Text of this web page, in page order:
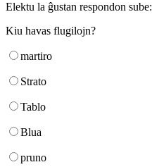
Elektu la ĝustan respondon sube:
Kiu havas flugilojn?
martiro
Strato
Tablo
Blua
pruno